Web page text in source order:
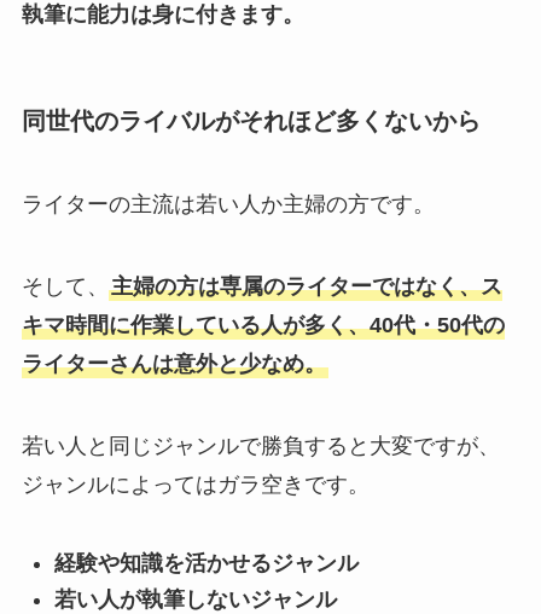
執筆に能力は身に付きます。
同世代のライバルがそれほど多くないから
ライターの主流は若い人か主婦の方です。
そして、 主婦の方は専属のライターではなく、ス
キマ時間に作業している人が多く、40代・50代の
ライターさんは意外と少なめ。
若い人と同じジャンルで勝負すると大変ですが、
ジャンルによってはガラ空きです。
経験や知識を活かせるジャンル
若い人が執筆しないジャンル